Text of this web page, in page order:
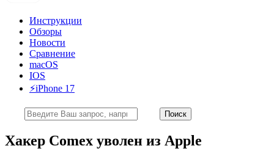
Инструкции
Обзоры
Новости
Сравнение
macOS
IOS
⚡️iPhone 17
Хакер Comex уволен из Apple